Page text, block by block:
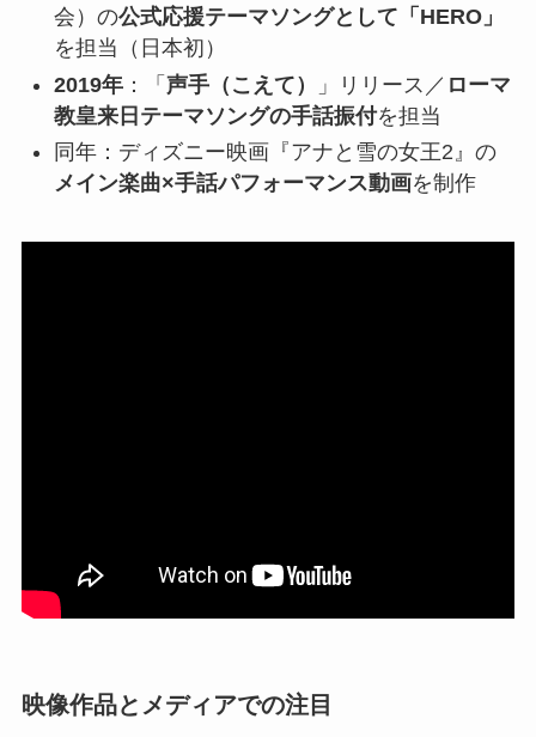
会）の公式応援テーマソングとして「HERO」
を担当（日本初）
2019年：「 声手（こえて） 」リリース／ ローマ
教皇来日テーマソングの手話振付を担当
同年：ディズニー映画『アナと雪の女王2』の
メイン楽曲×手話パフォーマンス動画を制作
映像作品とメディアでの注目